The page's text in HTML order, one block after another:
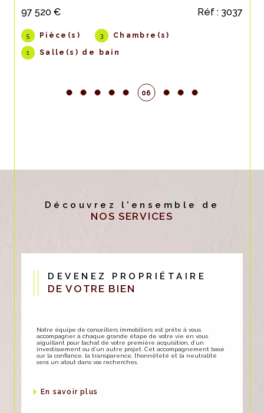
Réf : 3037
2 Pièce(s)
NOS SERVICES
DE VOTRE BIEN
aiguillant pour l’achat de votre première acquisition, d’un
investissement ou d’un autre projet. Cet accompagnement basé
sur la confiance, la transparence, l’honnêteté et la neutralité
sera un atout dans vos recherches.